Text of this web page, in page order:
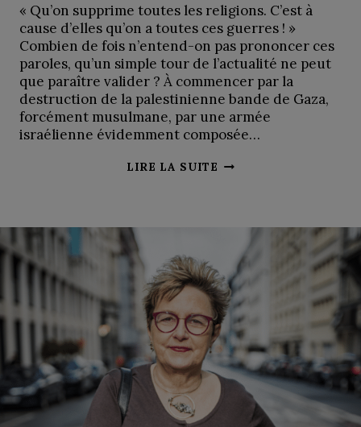
« Qu’on supprime toutes les religions. C’est à
cause d’elles qu’on a toutes ces guerres ! »
Combien de fois n’entend-on pas prononcer ces
paroles, qu’un simple tour de l’actualité ne peut
que paraître valider ? À commencer par la
destruction de la palestinienne bande de Gaza,
forcément musulmane, par une armée
israélienne évidemment composée…
LIRE LA SUITE GUER(R)E